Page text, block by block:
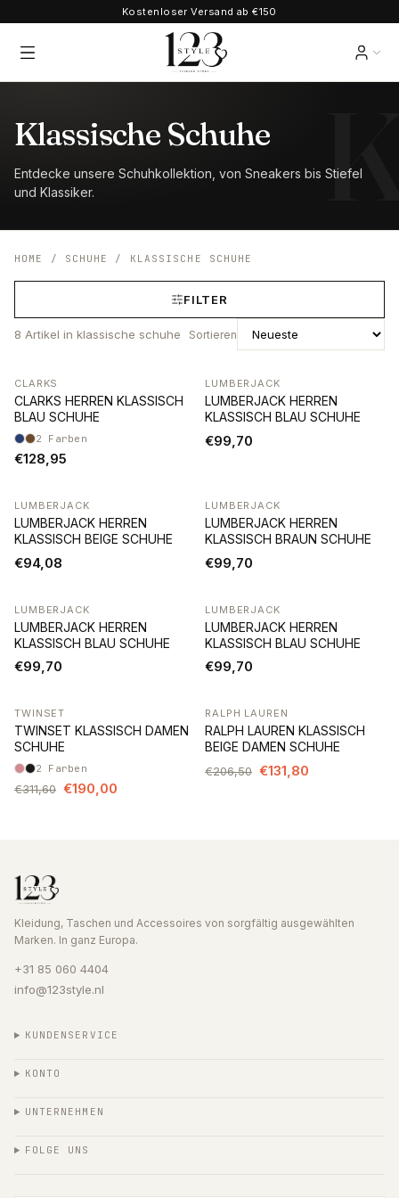
Kostenloser Versand ab €150
Klassische Schuhe
Entdecke unsere Schuhkollektion, von Sneakers bis Stiefel
und Klassiker.
HOME / SCHUHE / KLASSISCHE SCHUHE
FILTER
8 Artikel in klassische schuhe Sortieren
CLARKS
CLARKS HERREN KLASSISCH
BLAU SCHUHE
2 Farben
€128,95
LUMBERJACK
LUMBERJACK HERREN
KLASSISCH BLAU SCHUHE
€99,70
LUMBERJACK
LUMBERJACK HERREN
KLASSISCH BEIGE SCHUHE
€94,08
LUMBERJACK
LUMBERJACK HERREN
KLASSISCH BRAUN SCHUHE
€99,70
LUMBERJACK
LUMBERJACK HERREN
KLASSISCH BLAU SCHUHE
€99,70
LUMBERJACK
LUMBERJACK HERREN
KLASSISCH BLAU SCHUHE
€99,70
-39%
TWINSET
TWINSET KLASSISCH DAMEN
SCHUHE
2 Farben
€311,60 €190,00
-36%
RALPH LAUREN
RALPH LAUREN KLASSISCH
BEIGE DAMEN SCHUHE
€206,50 €131,80
Kleidung, Taschen und Accessoires von sorgfältig ausgewählten
Marken. In ganz Europa.
+31 85 060 4404
info@123style.nl
KUNDENSERVICE
KONTO
UNTERNEHMEN
FOLGE UNS